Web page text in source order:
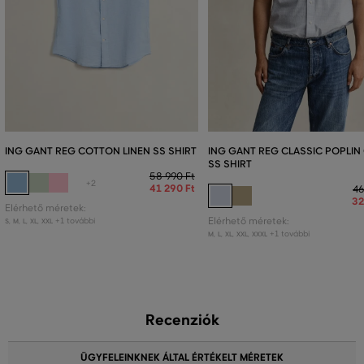
ING GANT REG COTTON LINEN SS SHIRT
+2
58 990 Ft
41 290 Ft
Elérhető méretek:
S M L XL XXL +1 további
ING GANT REG CLASSIC
SS SHIRT
Elérhető méretek:
M L XL XXL XXXL +1 további
Recenziók
ÜGYFELEINKNEK ÁLTAL ÉRTÉKELT MÉRETEK